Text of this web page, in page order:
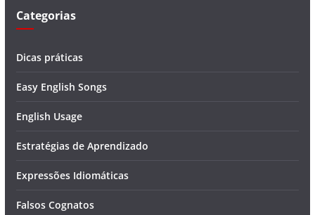
Categorias
Dicas práticas
Easy English Songs
English Usage
Estratégias de Aprendizado
Expressões Idiomáticas
Falsos Cognatos